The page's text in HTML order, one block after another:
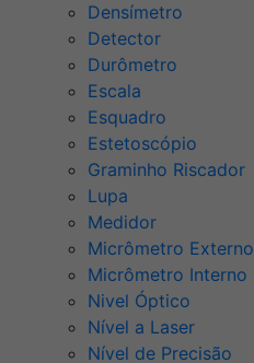
Densímetro
Detector
Durômetro
Escala
Esquadro
Estetoscópio
Graminho Riscador
Lupa
Medidor
Micrômetro Externo
Micrômetro Interno
Nivel Óptico
Nível a Laser
Nível de Precisão